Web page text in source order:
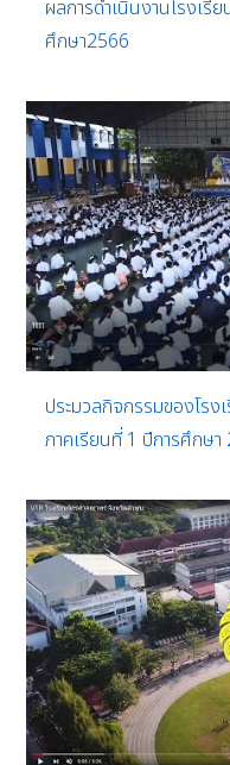
ผลการดำเนินงานโรงเ
ศึกษา2566
ประมวลกิจกรรมของโร
ภาคเรียนที่ 1 ปีการศึกษา